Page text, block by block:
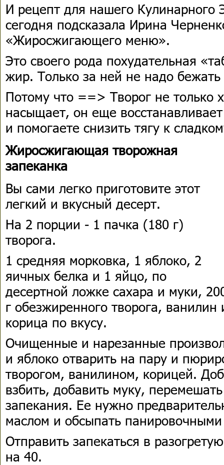
И рецепт для нашего Кулинарного
сегодня подсказала Ирина
«Жиросжигающего меню».
Это своего рода похудательная
жир. Только за ней не надо
Потому что ==> Творог не только
насыщает, он еще
и помогаете снизить тягу к
Жиросжигающая творожная
запеканка
Вы сами легко приготовите этот
легкий и вкусный десерт.
На 2 порции - 1 пачка (180 г)
творога.
1 средняя морковка, 1 яблоко, 2
яичных белка и 1 яйцо, по
десертной ложке сахара и муки,
г обезжиренного творога, ванилин
корица по вкусу.
Очищенные и нарезанные
и яблоко отварить на пару и
творогом, ванилином, корицей.
взбить, добавить муку,
запекания. Ее нужно
маслом и обсыпать
Отправить запекаться в
на 40.